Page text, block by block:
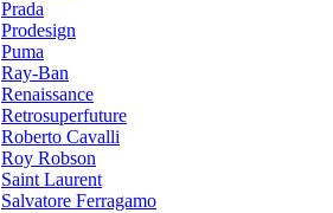
Prada
Prodesign
Puma
Ray-Ban
Renaissance
Retrosuperfuture
Roberto Cavalli
Roy Robson
Saint Laurent
Salvatore Ferragamo